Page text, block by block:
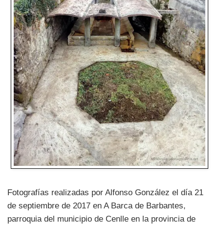
Fotografías realizadas por Alfonso González el día 21
de septiembre de 2017 en A Barca de Barbantes,
parroquia del municipio de Cenlle en la provincia de